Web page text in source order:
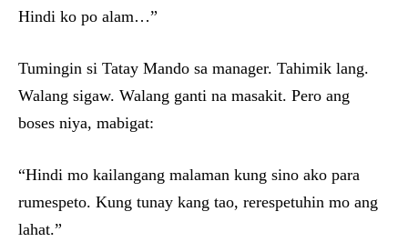
Hindi ko po alam…”
Tumingin si Tatay Mando sa manager. Tahimik lang.
Walang sigaw. Walang ganti na masakit. Pero ang
boses niya, mabigat:
“Hindi mo kailangang malaman kung sino ako para
rumespeto. Kung tunay kang tao, rerespetuhin mo ang
lahat.”